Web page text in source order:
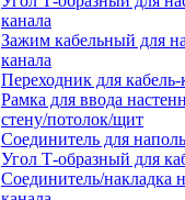
канала
Зажим кабельный для
канала
Переходник для кабель-
Рамка для ввода
стену/потолок/щит
Соединитель для
Угол Т-образный для
Соединитель/накладка